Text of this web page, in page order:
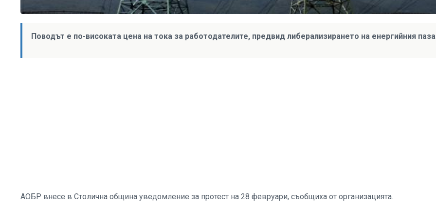
Поводът е по-високата цена на тока за работодателите, предвид либерализирането на енергийния
АОБР внесе в Столична община уведомление за протест на 28 февруари, съобщиха от организацията.